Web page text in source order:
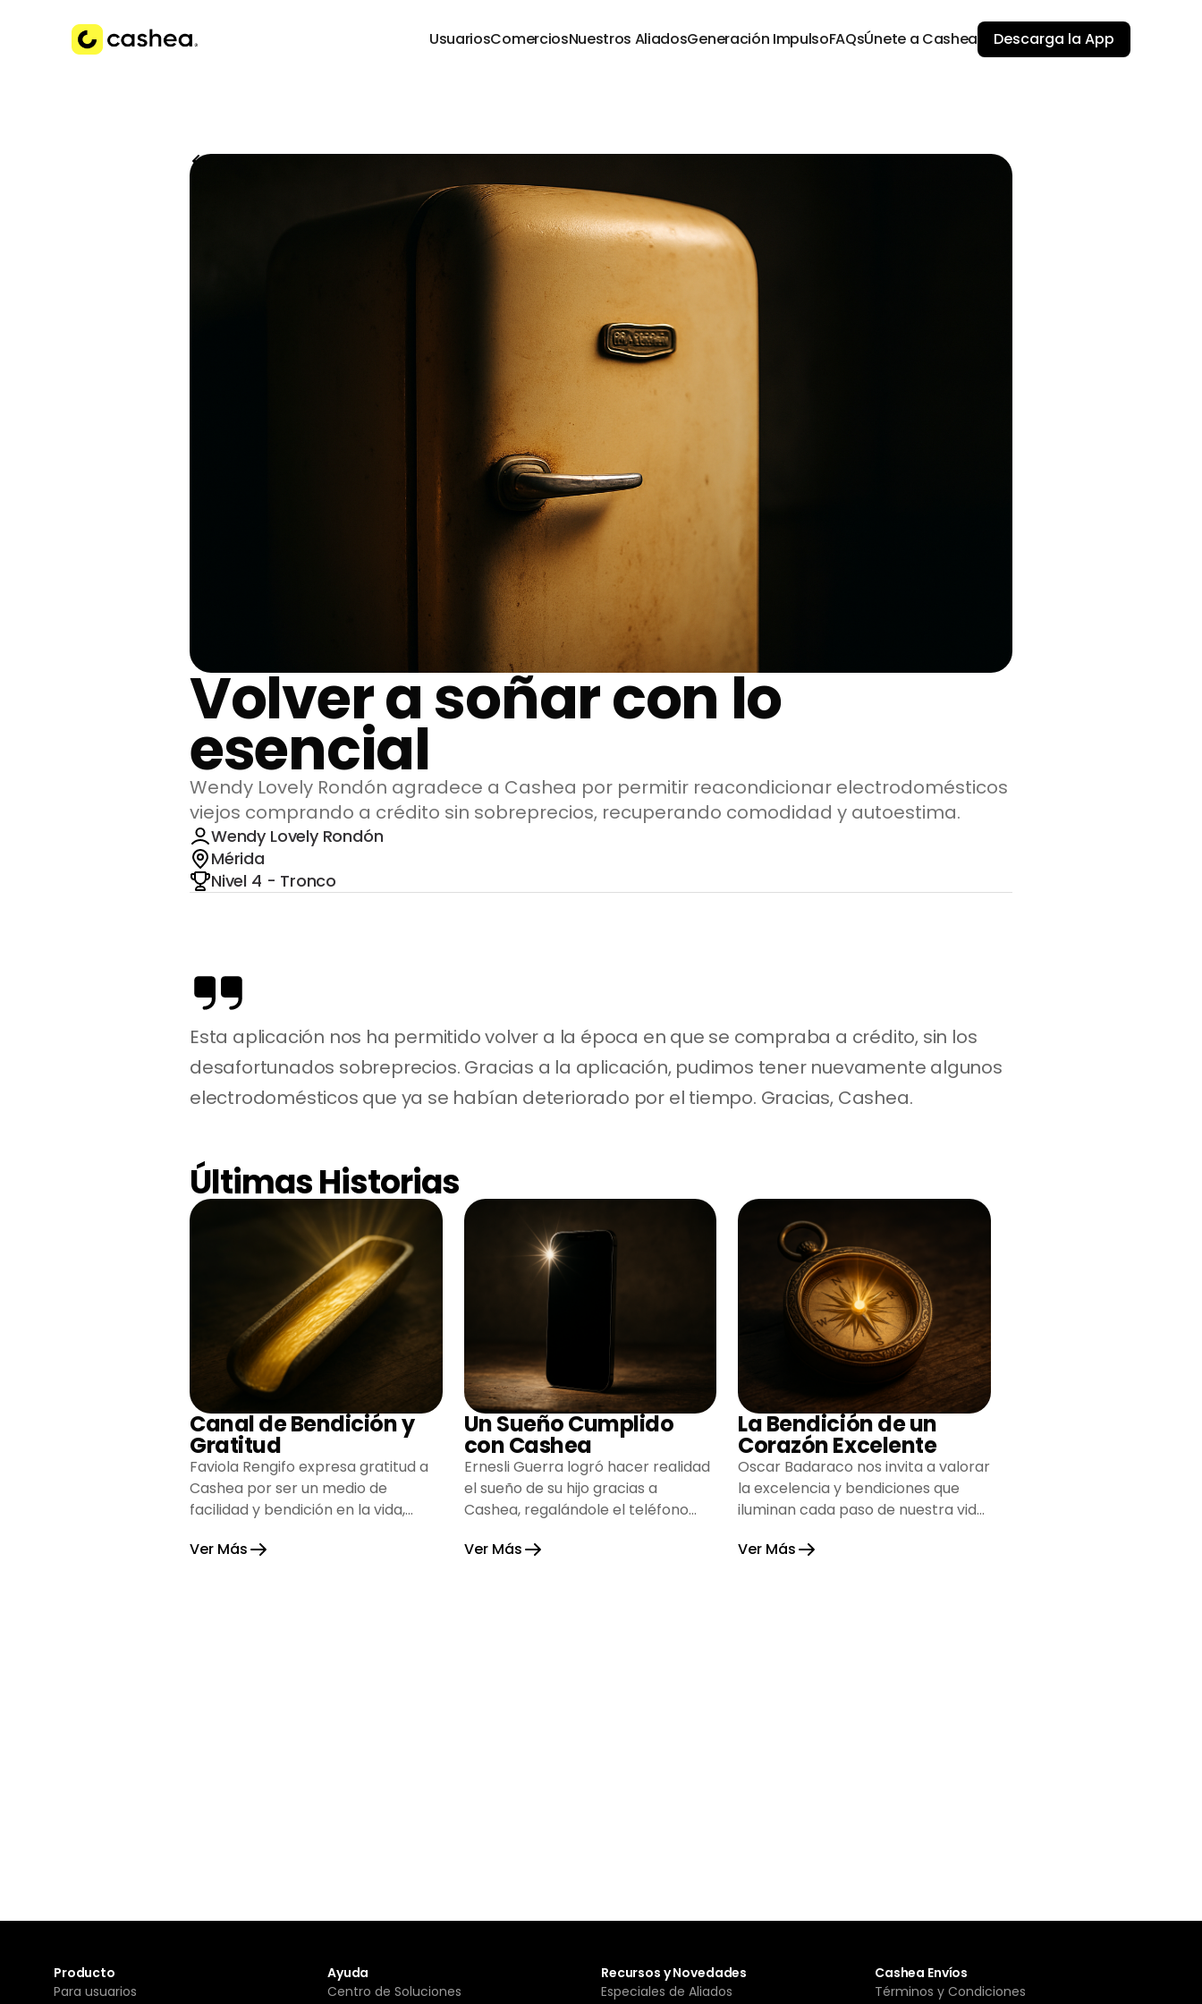
UsuariosComerciosNuestros AliadosGeneración ImpulsoFAQsÚnete a Cashea Descarga la App
Volver a Historias
Volver a soñar con lo
esencial
Wendy Lovely Rondón agradece a Cashea por permitir reacondicionar electrodomésticos
viejos comprando a crédito sin sobreprecios, recuperando comodidad y autoestima.
Wendy Lovely Rondón
Mérida
Nivel 4 - Tronco
Esta aplicación nos ha permitido volver a la época en que se compraba a crédito, sin los
desafortunados sobreprecios. Gracias a la aplicación, pudimos tener nuevamente algunos
electrodomésticos que ya se habían deteriorado por el tiempo. Gracias, Cashea.
Últimas Historias
Canal de Bendición y
Gratitud
Faviola Rengifo expresa gratitud a
Cashea por ser un medio de
facilidad y bendición en la vida,
esperanza.
Ver Más
Un Sueño Cumplido
con Cashea
Ernesli Guerra logró hacer realidad
el sueño de su hijo gracias a
Cashea, regalándole el teléfono
alegría su hogar.
Ver Más
La Bendición de un
Corazón Excelente
Oscar Badaraco nos invita a valorar
la excelencia y bendiciones que
iluminan cada paso de nuestra vida,
gratitud y fortaleza.
Ver Más
Producto
Para usuarios
Ayuda
Centro de Soluciones
Recursos y Novedades
Especiales de Aliados
Cashea Envíos
Términos y Condiciones